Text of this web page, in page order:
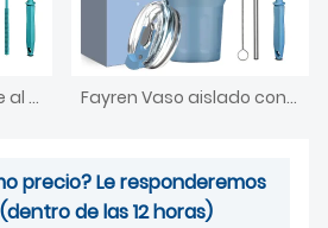
Vaso de taza de viaje al aire libre, taza aislada al vacío de acero inoxidable de 20oz con tapa con asa y taza de café aislada con pajita Fayren Vaso aislado con asa, taza de acero inoxidable al vacío de doble pared con pajita y tapas, para bebidas frías/calientes, a prueba de fugas, taza de viaje de café
precio? Le responderemos
de las 12 horas)